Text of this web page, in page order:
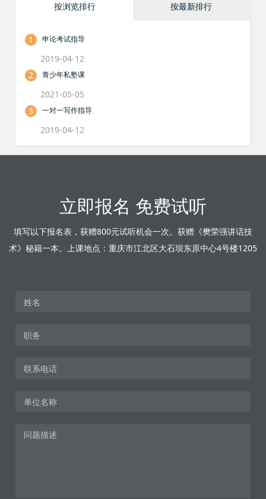
按浏览排行 按最新排行
1 申论考试指导
2019-04-12
2
青少年私塾课
2021-05-05
3
一对一写作指导
2019-04-12
立即报名 免费试听
填写以下报名表，获赠800元试听机会一次。获赠《樊荣强讲话技
术》秘籍一本。上课地点：重庆市江北区大石坝东原中心4号楼1205